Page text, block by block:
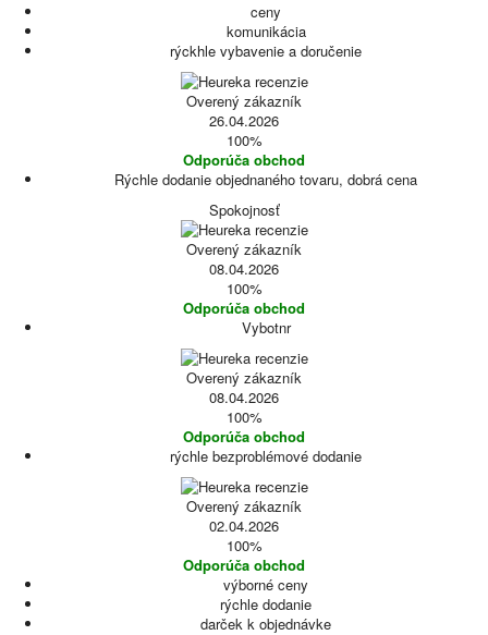
ceny
komunikácia
rýckhle vybavenie a doručenie
Overený zákazník
26.04.2026
100%
Odporúča obchod
Rýchle dodanie objednaného tovaru, dobrá cena
Spokojnosť
Overený zákazník
08.04.2026
100%
Odporúča obchod
Vybotnr
Overený zákazník
08.04.2026
100%
Odporúča obchod
rýchle bezproblémové dodanie
Overený zákazník
02.04.2026
100%
Odporúča obchod
výborné ceny
rýchle dodanie
darček k objednávke